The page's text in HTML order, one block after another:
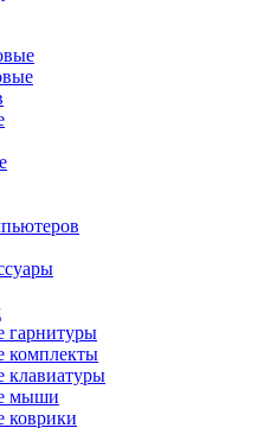
гарнитуры
комплекты
клавиатуры
мыши
коврики